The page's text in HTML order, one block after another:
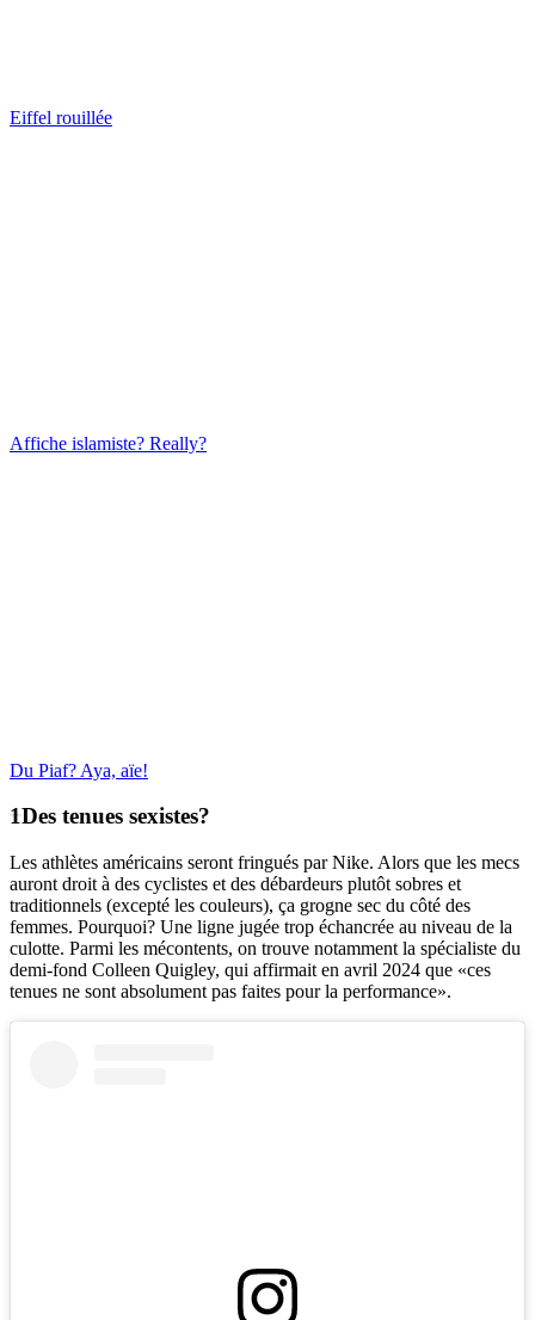
Eiffel rouillée
Affiche islamiste? Really?
Du Piaf? Aya, aïe!
Des tenues sexistes?
Les athlètes américains seront fringués par Nike. Alors que les mecs
auront droit à des cyclistes et des débardeurs plutôt sobres et
traditionnels (excepté les couleurs), ça grogne sec du côté des
femmes. Pourquoi? Une ligne jugée trop échancrée au niveau de la
culotte. Parmi les mécontents, on trouve notamment la spécialiste du
demi-fond Colleen Quigley, qui affirmait en avril 2024 que «ces
tenues ne sont absolument pas faites pour la performance».